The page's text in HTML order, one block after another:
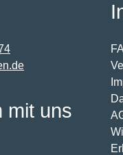
mit uns